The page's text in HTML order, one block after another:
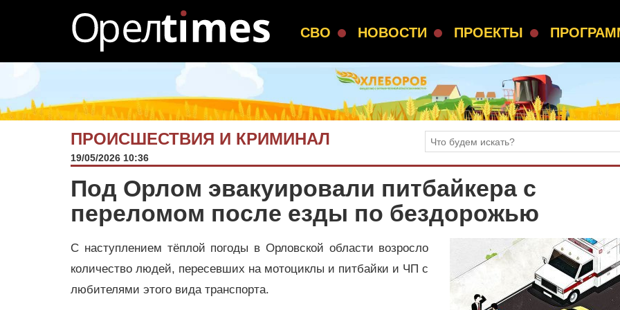
СВО НОВОСТИ ПРОЕКТЫ
ПРОИСШЕСТВИЯ И КРИМИНАЛ
19/05/2026 10:36
Под Орлом эвакуировали питбайкера с
переломом после езды по бездорожью
С наступлением тёплой погоды в Орловской области возросло
количество людей, пересевших на мотоциклы и питбайки и ЧП с
любителями этого вида транспорта.